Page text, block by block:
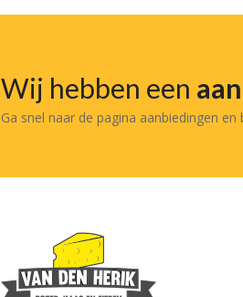
Wij hebben een
Ga snel naar de pagina aanbiedingen